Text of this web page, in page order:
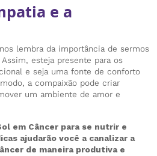
e a
lembra da importância de sermos
esteja presente para os
e seja uma fonte de conforto
a compaixão pode criar
um ambiente de amor e
em Câncer para se nutrir e
ajudarão você a canalizar a
de maneira produtiva e